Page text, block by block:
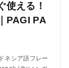
使える！
PAGI PA
ネシア語フレー